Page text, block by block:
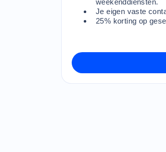
weekenddiensten.
Je eigen vaste
25% korting op